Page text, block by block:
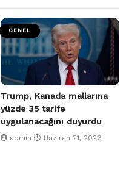
GENEL
Trump, Kanada mallarına
yüzde 35 tarife
uygulanacağını duyurdu
admin Haziran 21, 2026